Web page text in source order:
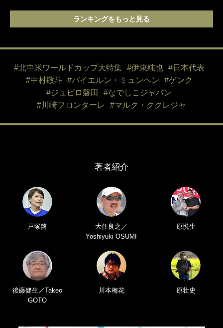
ランキングをもっと見る
#北中米ワールドカップ大特集 #伊東純也
#日本代表
#中村敬斗
#バイエルン・ミュンヘン
#ゲンク
#ジュビロ磐田
#なでしこジャパン
#川崎フロンターレ
#マルク・ククレジャ
著者紹介
戸塚啓
大住良之／
Yoshiyuki OSUMI
原悦生
後藤健生／Takeo
GOTO
川本梅花 原壮史